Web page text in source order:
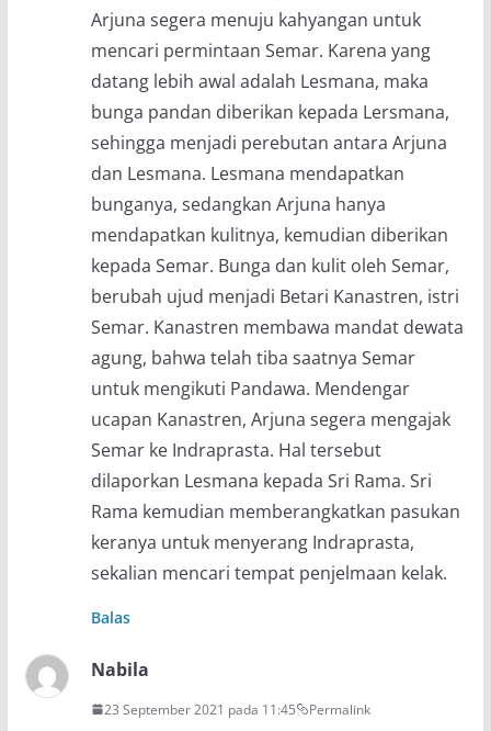
Arjuna segera menuju kahyangan untuk
mencari permintaan Semar. Karena yang
datang lebih awal adalah Lesmana, maka
bunga pandan diberikan kepada Lersmana,
sehingga menjadi perebutan antara Arjuna
dan Lesmana. Lesmana mendapatkan
bunganya, sedangkan Arjuna hanya
mendapatkan kulitnya, kemudian diberikan
kepada Semar. Bunga dan kulit oleh Semar,
berubah ujud menjadi Betari Kanastren, istri
Semar. Kanastren membawa mandat dewata
agung, bahwa telah tiba saatnya Semar
untuk mengikuti Pandawa. Mendengar
ucapan Kanastren, Arjuna segera mengajak
Semar ke Indraprasta. Hal tersebut
dilaporkan Lesmana kepada Sri Rama. Sri
Rama kemudian memberangkatkan pasukan
keranya untuk menyerang Indraprasta,
sekalian mencari tempat penjelmaan kelak.
Balas
Nabila
23 September 2021 pada 11:45 Permalink